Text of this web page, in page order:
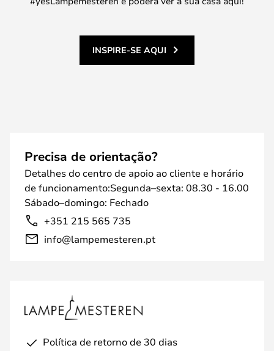
INSPIRE-SE AQUI
Precisa de orientação?
Detalhes do centro de apoio ao cliente e horário
de funcionamento:Segunda–sexta: 08.30 - 16.00
Sábado–domingo: Fechado
+351 215 565 735
info@lampemesteren.pt
Política de retorno de 30 dias